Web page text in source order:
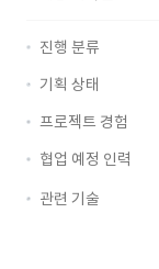
진행 분류
기획 상태
프로젝트 경험
협업 예정 인력
관련 기술